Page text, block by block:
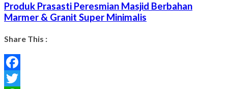
Produk Prasasti Peresmian Masjid Berbahan
Marmer & Granit Super Minimalis
Share This :
Facebook